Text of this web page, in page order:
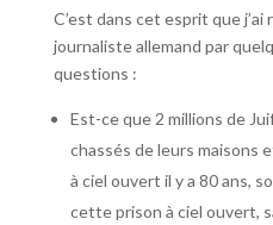
C’est dans cet esprit que
journaliste allemand par
questions :
Est-ce que 2 millions de
chassés de leurs maisons
à ciel ouvert il y a 80 ans,
cette prison à ciel ouvert,